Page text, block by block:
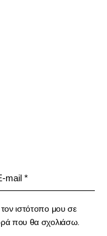
ιστότοπο μου σε
που θα σχολιάσω.